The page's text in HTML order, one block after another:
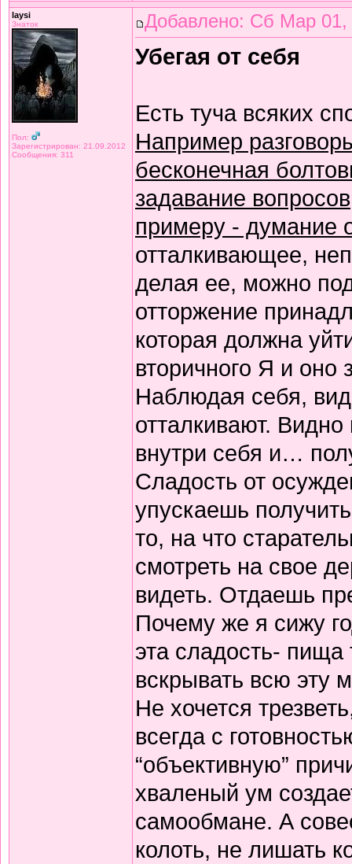
laysi
Знаток
Пол:
Зарегистрирован: 21.09.2012
Сообщения: 311
Добавлено: Сб Мар 01,
Убегая от себя
Есть туча всяких
Например
бесконечная
задавание
примеру - думание
отталкивающее,
делая ее, можно
отторжение
которая должна
вторичного Я и оно
Наблюдая себя,
отталкивают.
внутри себя и…
Сладость от
упускаешь
то, на что
смотреть на свое
видеть. Отдаешь
Почему же я сижу
эта сладость-
вскрывать всю эту
Не хочется
всегда с
“объективную”
хваленый ум
самообмане. А
колоть, не лишать